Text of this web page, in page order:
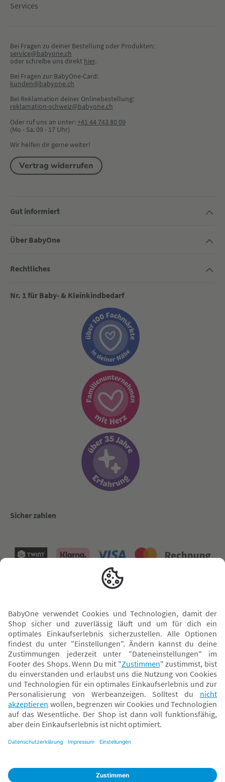
Services
Bei Fragen zu deiner Bestellung oder Produkten:
service@babyone.ch
oder schreibe uns direkt hier.
Bei Fragen zur BabyOne-Card:
kunden@babyone.ch
Bei Reklamation deiner Onlinebestellung:
reklamation-schweiz@babyone.ch
Oder ruf uns an unter:+41 44 743 80 09
(Mo - Sa: 09 - 17 Uhr)
Wir helfen dir gerne weiter!
Vertrag widerrufen
Gut informiert
Über BabyOne
Rechtliches
Nr. 1 für Baby- & Kleinkindbedarf
Sicher zahlen
* Alle Preise inkl. MwSt. und ggf. zzgl.Versandkosten. Der dargestellte Preis gilt -
abhängig von der von dir gewählten Option - im BabyOne-Onlineshop oder bei
Abholung in dem von dir gewählten BabyOne-Franchise-Betrieb. Der für den
Onlineshop geltende Preis stellt bei einem Verkauf durch unsere Franchise-
Nehmer eine unverbindliche Preisempfehlung dar. Der Verkaufspreis der
daher von dem Verkaufspreis im Onlineshop abweichen. Angaben zu
Klarna.